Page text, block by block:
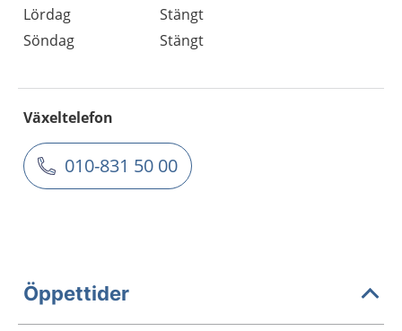
Lördag
Stängt
Söndag
Stängt
Växeltelefon
010-831 50 00
Öppettider